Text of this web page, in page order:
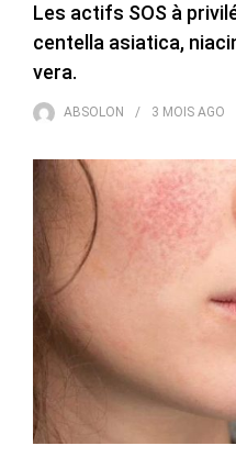
Les actifs SOS à
centella asiatica,
vera.
ABSOLON 3 MOIS AGO